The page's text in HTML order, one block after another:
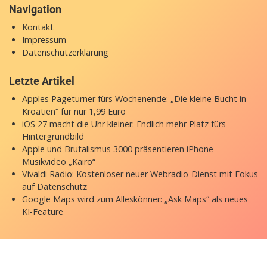
Navigation
Kontakt
Impressum
Datenschutzerklärung
Letzte Artikel
Apples Pageturner fürs Wochenende: „Die kleine Bucht in
Kroatien“ für nur 1,99 Euro
iOS 27 macht die Uhr kleiner: Endlich mehr Platz fürs
Hintergrundbild
Apple und Brutalismus 3000 präsentieren iPhone-
Musikvideo „Kairo“
Vivaldi Radio: Kostenloser neuer Webradio-Dienst mit Fokus
auf Datenschutz
Google Maps wird zum Alleskönner: „Ask Maps“ als neues
KI-Feature